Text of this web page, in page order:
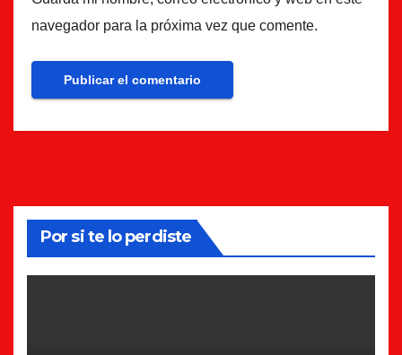
navegador para la próxima vez que comente.
Por si te lo perdiste